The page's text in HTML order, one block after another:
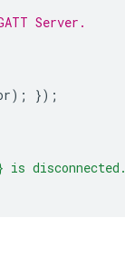
Server.
); });
is